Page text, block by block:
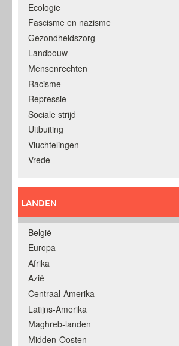
Ecologie
Fascisme en nazisme
Gezondheidszorg
Landbouw
Mensenrechten
Racisme
Repressie
Sociale strijd
Uitbuiting
Vluchtelingen
Vrede
LANDEN
België
Europa
Afrika
Azië
Centraal-Amerika
Latijns-Amerika
Maghreb-landen
Midden-Oosten